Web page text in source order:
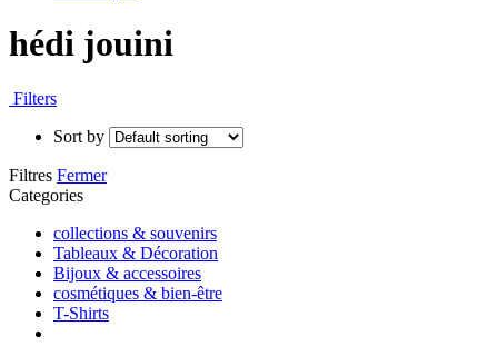
hédi jouini
Filters
Sort by
Filtres Fermer
Categories
collections & souvenirs
Tableaux & Décoration
Bijoux & accessoires
cosmétiques & bien-être
T-Shirts